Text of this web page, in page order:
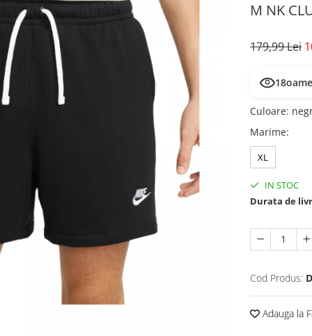
M NK
179,99 Lei
18
Culoare:
Marime:
XL
IN STOC
Durata de
Cod Produs:
Adauga la